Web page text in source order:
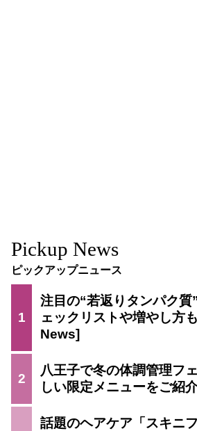
Pickup News
ピックアップニュース
1
注目の“若返りタンパク
ェックリストや増やし方
2
八王子で冬の体調管理フ
しい限定メニューをご紹
話題のヘアケア「スキニ